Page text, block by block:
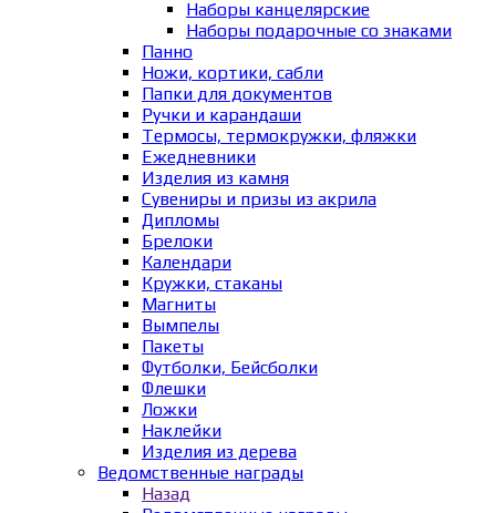
Наборы канцелярские
Наборы подарочные со знаками
Панно
Ножи, кортики, сабли
Папки для документов
Ручки и карандаши
Термосы, термокружки, фляжки
Ежедневники
Изделия из камня
Сувениры и призы из акрила
Дипломы
Брелоки
Календари
Кружки, стаканы
Магниты
Вымпелы
Пакеты
Футболки, Бейсболки
Флешки
Ложки
Наклейки
Изделия из дерева
Ведомственные награды
Назад